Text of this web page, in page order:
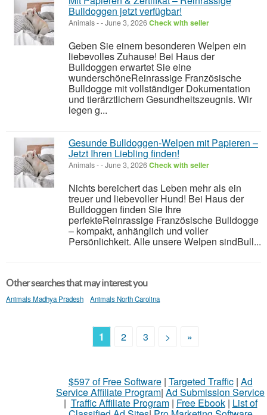
Bulldoggen jetzt verfügbar!
Animals--June 3, 2026Check with seller
Geben Sie einem besonderen Welpen ein
liebevolles Zuhause! Bei Haus der
Bulldoggen erwartet Sie eine
wunderschöneReinrassige Französische
Bulldogge mit vollständiger Dokumentation
und tierärztlichem Gesundheitszeugnis. Wir
legen g...
Gesunde Bulldoggen-Welpen mit Papieren –
Jetzt Ihren Liebling finden!
Animals--June 3, 2026Check with seller
Nichts bereichert das Leben mehr als ein
treuer und liebevoller Hund! Bei Haus der
Bulldoggen finden Sie Ihre
perfekteReinrassige Französische Bulldogge
– kompakt, anhänglich und voller
Persönlichkeit. Alle unsere Welpen sindBull...
Other searches that may interest you
Animals Madhya Pradesh Animals North Carolina
1 2 3 > »
$597 of Free Software| Targeted Traffic| Ad
Service Affiliate Program| Ad Submission Service
| Traffic Affiliate Program| Free Ebook| List of